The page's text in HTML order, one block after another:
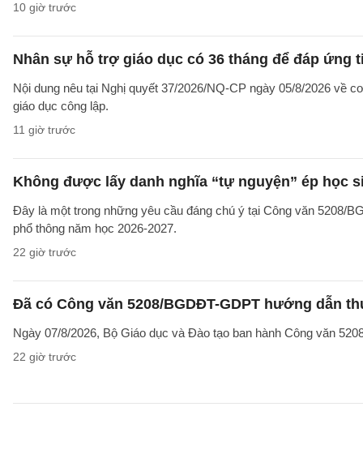
10 giờ trước
Nhân sự hỗ trợ giáo dục có 36 tháng để đáp
Nội dung nêu tại Nghị quyết 37/2026/NQ-CP ngày 05/8/2026
giáo dục công lập.
11 giờ trước
Không được lấy danh nghĩa “tự nguyện” ép học
Đây là một trong những yêu cầu đáng chú ý tại Công văn 5208/
phổ thông năm học 2026-2027.
22 giờ trước
Đã có Công văn 5208/BGDĐT-GDPT hướng dẫn
Ngày 07/8/2026, Bộ Giáo dục và Đào tạo ban hành Công văn
22 giờ trước